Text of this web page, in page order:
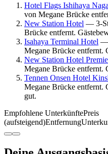
Hotel Flags Ishihaya
von Megane Brücke
New Station Hotel — 3-
Brücke entfernt.
Isahaya Terminal Hotel —
Megane Brücke entfernt.
New Station Hotel
Megane Brücke
Tennen Onsen Hotel
Megane Brücke entfernt.
gut.
Empfohlene UnterkünftePreis
(aufsteigend)Entfernung